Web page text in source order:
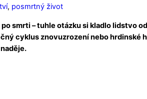
, posmrtný život
po smrti – tuhle otázku si kladlo lidstvo
cyklus znovuzrození nebo hrdinské